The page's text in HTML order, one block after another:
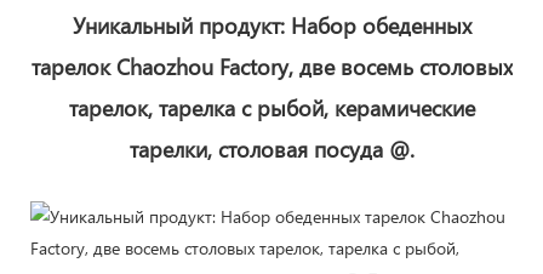
Уникальный продукт: Набор обеденных
тарелок Chaozhou Factory, две восемь столовых
тарелок, тарелка с рыбой, керамические
тарелки, столовая посуда @.